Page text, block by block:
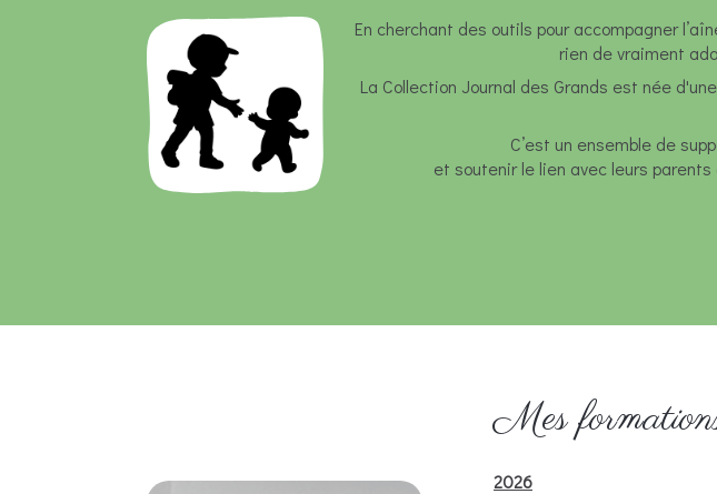
En cherchant des outils pour accompagner
rien de vraiment
La Collection Journal des Grands est née
C’est un ensemble de
et soutenir le lien avec leurs parents
Mes
2026